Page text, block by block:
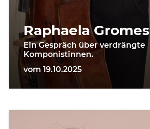
Raphaela Gromes
Ein Gespräch über verdrängte
Komponistinnen.
vom 19.10.2025